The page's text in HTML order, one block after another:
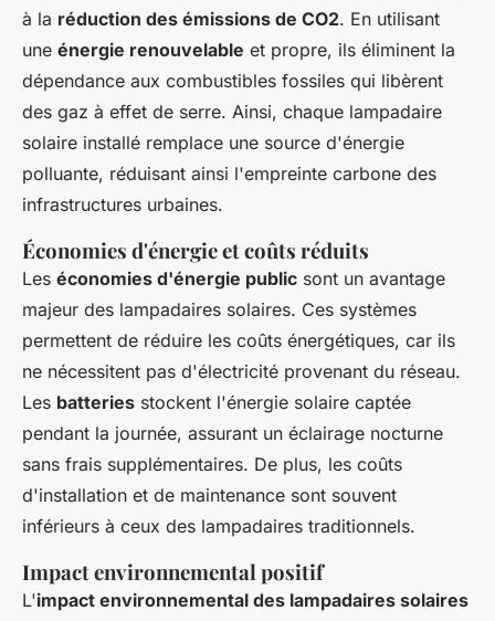
à la réduction des émissions de CO2. En utilisant
une énergie renouvelable et propre, ils éliminent la
dépendance aux combustibles fossiles qui libèrent
des gaz à effet de serre. Ainsi, chaque lampadaire
solaire installé remplace une source d'énergie
polluante, réduisant ainsi l'empreinte carbone des
infrastructures urbaines.
Économies d'énergie et coûts réduits
Les économies d'énergie public sont un avantage
majeur des lampadaires solaires. Ces systèmes
permettent de réduire les coûts énergétiques, car ils
ne nécessitent pas d'électricité provenant du réseau.
Les batteries stockent l'énergie solaire captée
pendant la journée, assurant un éclairage nocturne
sans frais supplémentaires. De plus, les coûts
d'installation et de maintenance sont souvent
inférieurs à ceux des lampadaires traditionnels.
Impact environnemental positif
L'impact environnemental des lampadaires solaires